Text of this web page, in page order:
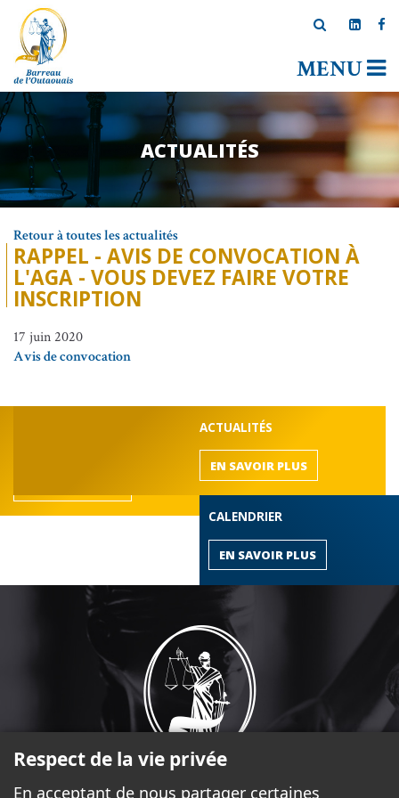
MENU
ACTUALITÉS
Retour à toutes les actualités
RAPPEL - AVIS DE CONVOCATION À
L'AGA - VOUS DEVEZ FAIRE VOTRE
INSCRIPTION
17 juin 2020
Avis de convocation
ACTUALITÉS
EN SAVOIR PLUS
CALENDRIER
EN SAVOIR PLUS
Respect de la vie privée
En acceptant de nous partager certaines